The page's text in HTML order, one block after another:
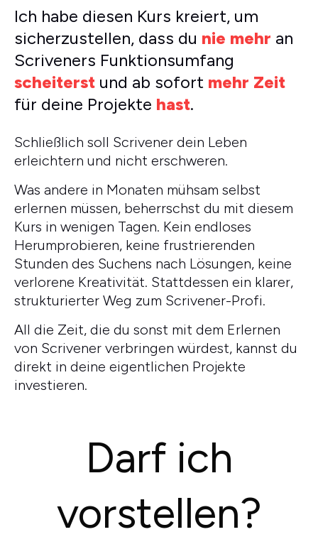
Ich habe diesen Kurs kreiert, um
sicherzustellen, dass du nie mehr an
Scriveners Funktionsumfang
scheiterst und ab sofort mehr Zeit
für deine Projekte hast.
Schließlich soll Scrivener dein Leben
erleichtern und nicht erschweren.
Was andere in Monaten mühsam selbst
erlernen müssen, beherrschst du mit diesem
Kurs in wenigen Tagen. Kein endloses
Herumprobieren, keine frustrierenden
Stunden des Suchens nach Lösungen, keine
verlorene Kreativität. Stattdessen ein klarer,
strukturierter Weg zum Scrivener-Profi.
All die Zeit, die du sonst mit dem Erlernen
von Scrivener verbringen würdest, kannst du
direkt in deine eigentlichen Projekte
investieren.
Darf ich
vorstellen?